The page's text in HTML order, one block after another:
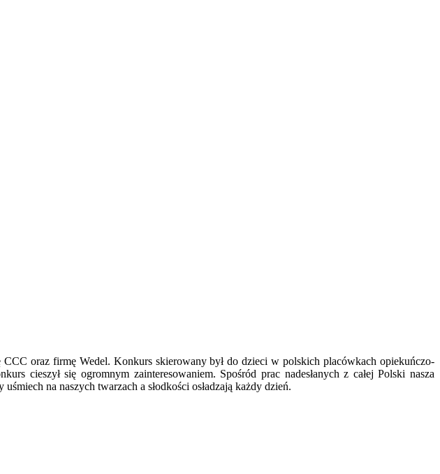
oraz firmę Wedel. Konkurs skierowany był do dzieci w polskich placówkach opiekuńczo-
cieszył się ogromnym zainteresowaniem. Spośród prac nadesłanych z całej Polski nasza
na naszych twarzach a słodkości osładzają każdy dzień.